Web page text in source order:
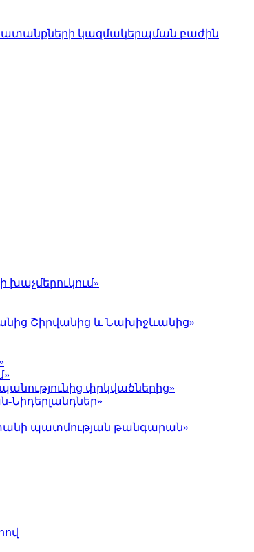
կազմակերպման բաժին
խաչմերուկում»
Շիրվանից և Նախիջևանից»
փրկվածներից»
Նիդերլանդներ»
պատմության թանգարան»